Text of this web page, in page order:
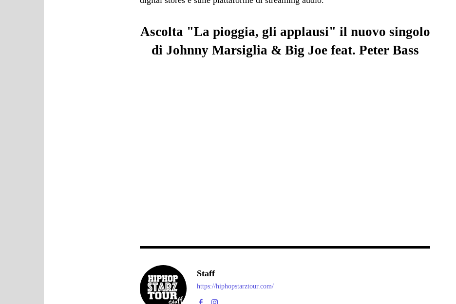
Ascolta "La pioggia, gli applausi" il nuovo singolo
di Johnny Marsiglia & Big Joe feat. Peter Bass
Staff
https://hiphopstarztour.com/